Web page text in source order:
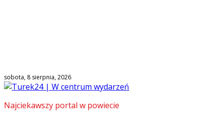
sobota, 8 sierpnia, 2026
Najciekawszy portal w powiecie